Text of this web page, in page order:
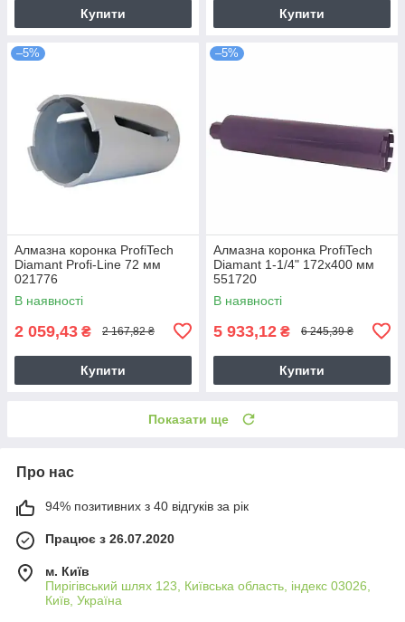
Купити Купити
–5%
Алмазна коронка ProfiTech
Diamant Profi-Line 72 мм
021776
В наявності
2 059,43 ₴ 2 167,82 ₴
Купити
–5%
Алмазна коронка ProfiTech
Diamant 1-1/4" 172x400 мм
551720
В наявності
5 933,12 ₴ 6 245,39 ₴
Купити
Показати ще
Про нас
94% позитивних з 40 відгуків за рік
Працює з 26.07.2020
м. Київ
Пирігівський шлях 123, Київська область, індекс 03026,
Київ, Україна